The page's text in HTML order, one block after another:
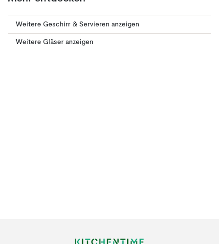
Weitere Geschirr & Servieren anzeigen
Weitere Gläser anzeigen